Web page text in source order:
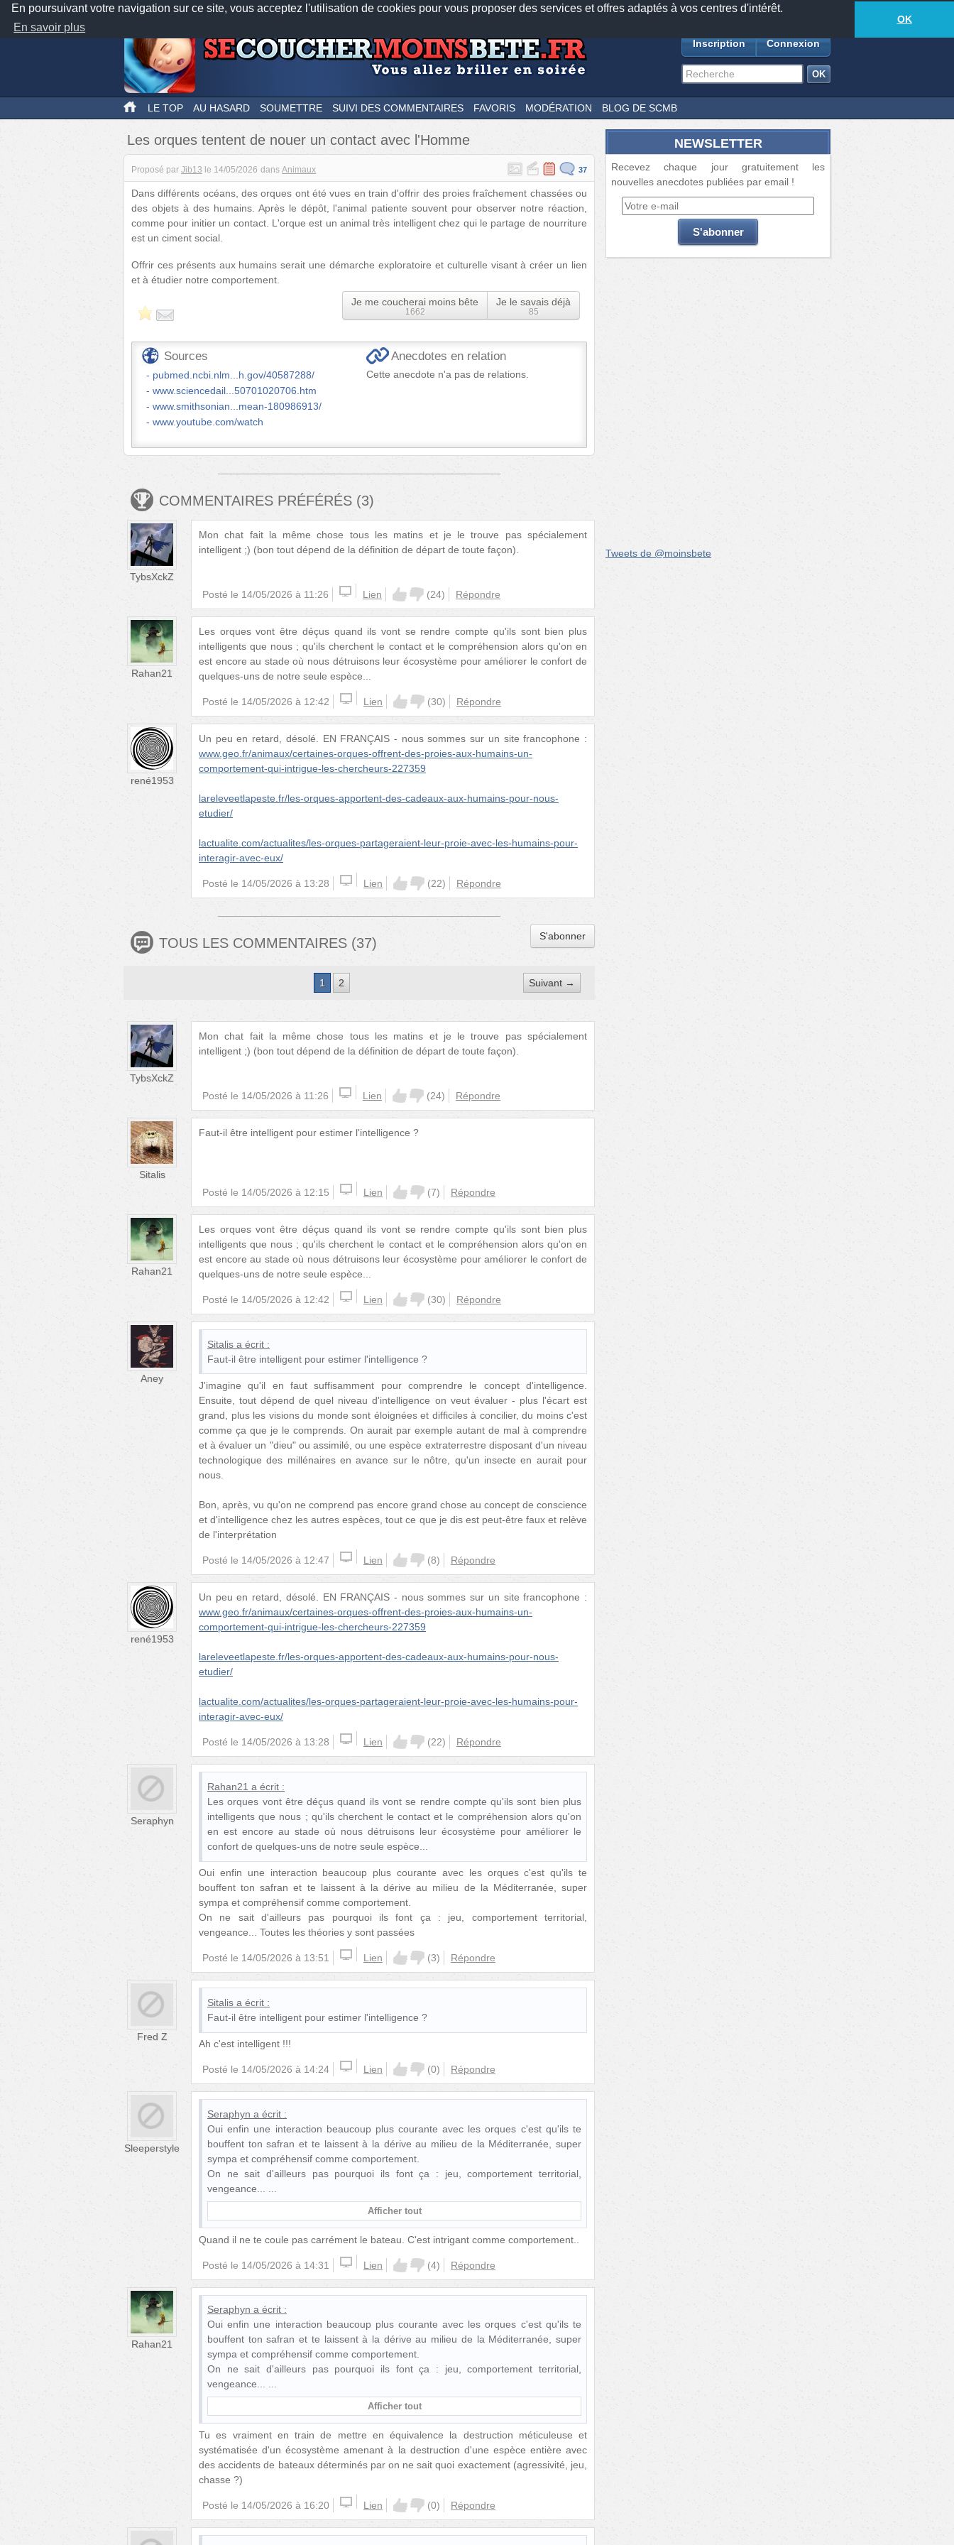
En poursuivant votre navigation sur ce site, vous acceptez l'utilisation de cookies pour vous proposer des services et offres adaptés à vos centres d'intérêt.
En savoir plus
OK
Nos applications mobiles Newsletter Facebook
TwitterFeeds18881anecdotes-359lecteurs connectés
Inscription Connexion
LE TOP AU HASARD SOUMETTRE SUIVI DES COMMENTAIRES FAVORIS MODÉRATION BLOG DE SCMB
Les orques tentent de nouer un contact avec l'Homme
Proposé par Jib13 le 14/05/2026 dans Animaux 37
Dans différents océans, des orques ont été vues en train d'offrir des proies fraîchement chassées ou
des objets à des humains. Après le dépôt, l'animal patiente souvent pour observer notre réaction,
comme pour initier un contact. L'orque est un animal très intelligent chez qui le partage de nourriture
est un ciment social.
Offrir ces présents aux humains serait une démarche exploratoire et culturelle visant à créer un lien
et à étudier notre comportement.
Je me coucherai moins bête
1662
Je le savais déjà
85
Sources
pubmed.ncbi.nlm...h.gov/40587288/
www.sciencedail...50701020706.htm
www.smithsonian...mean-180986913/
www.youtube.com/watch
Anecdotes en relation
Cette anecdote n'a pas de relations.
COMMENTAIRES PRÉFÉRÉS (3)
TybsXckZ
Mon chat fait la même chose tous les matins et je le trouve pas spécialement
intelligent ;) (bon tout dépend de la définition de départ de toute façon).
Posté le 14/05/2026 à 11:26 Lien (24) Répondre
Rahan21
Les orques vont être déçus quand ils vont se rendre compte qu'ils sont bien plus
intelligents que nous ; qu'ils cherchent le contact et le compréhension alors qu'on en
est encore au stade où nous détruisons leur écosystème pour améliorer le confort de
quelques-uns de notre seule espèce...
Posté le 14/05/2026 à 12:42 Lien (30) Répondre
rené1953
Un peu en retard, désolé. EN FRANÇAIS - nous sommes sur un site francophone :
www.geo.fr/animaux/certaines-orques-offrent-des-proies-aux-humains-un-
comportement-qui-intrigue-les-chercheurs-227359
lareleveetlapeste.fr/les-orques-apportent-des-cadeaux-aux-humains-pour-nous-
etudier/
lactualite.com/actualites/les-orques-partageraient-leur-proie-avec-les-humains-pour-
interagir-avec-eux/
Posté le 14/05/2026 à 13:28 Lien (22) Répondre
TOUS LES COMMENTAIRES (37) S'abonner
1 2 Suivant →
TybsXckZ
Mon chat fait la même chose tous les matins et je le trouve pas spécialement
intelligent ;) (bon tout dépend de la définition de départ de toute façon).
Posté le 14/05/2026 à 11:26 Lien (24) Répondre
Sitalis
Faut-il être intelligent pour estimer l'intelligence ?
Posté le 14/05/2026 à 12:15 Lien (7) Répondre
Rahan21
Les orques vont être déçus quand ils vont se rendre compte qu'ils sont bien plus
intelligents que nous ; qu'ils cherchent le contact et le compréhension alors qu'on en
est encore au stade où nous détruisons leur écosystème pour améliorer le confort de
quelques-uns de notre seule espèce...
Posté le 14/05/2026 à 12:42 Lien (30) Répondre
Aney
Sitalis a écrit :
Faut-il être intelligent pour estimer l'intelligence ?
J'imagine qu'il en faut suffisamment pour comprendre le concept d'intelligence.
Ensuite, tout dépend de quel niveau d'intelligence on veut évaluer - plus l'écart est
grand, plus les visions du monde sont éloignées et difficiles à concilier, du moins c'est
comme ça que je le comprends. On aurait par exemple autant de mal à comprendre
et à évaluer un "dieu" ou assimilé, ou une espèce extraterrestre disposant d'un niveau
technologique des millénaires en avance sur le nôtre, qu'un insecte en aurait pour
nous.
Bon, après, vu qu'on ne comprend pas encore grand chose au concept de conscience
et d'intelligence chez les autres espèces, tout ce que je dis est peut-être faux et relève
de l'interprétation
Posté le 14/05/2026 à 12:47 Lien (8) Répondre
rené1953
Un peu en retard, désolé. EN FRANÇAIS - nous sommes sur un site francophone :
www.geo.fr/animaux/certaines-orques-offrent-des-proies-aux-humains-un-
comportement-qui-intrigue-les-chercheurs-227359
lareleveetlapeste.fr/les-orques-apportent-des-cadeaux-aux-humains-pour-nous-
etudier/
lactualite.com/actualites/les-orques-partageraient-leur-proie-avec-les-humains-pour-
interagir-avec-eux/
Posté le 14/05/2026 à 13:28 Lien (22) Répondre
Seraphyn
Rahan21 a écrit :
Les orques vont être déçus quand ils vont se rendre compte qu'ils sont bien plus
intelligents que nous ; qu'ils cherchent le contact et le compréhension alors qu'on
en est encore au stade où nous détruisons leur écosystème pour améliorer le
confort de quelques-uns de notre seule espèce...
Oui enfin une interaction beaucoup plus courante avec les orques c'est qu'ils te
bouffent ton safran et te laissent à la dérive au milieu de la Méditerranée, super
sympa et compréhensif comme comportement.
On ne sait d'ailleurs pas pourquoi ils font ça : jeu, comportement territorial,
vengeance... Toutes les théories y sont passées
Posté le 14/05/2026 à 13:51 Lien (3) Répondre
Fred Z
Sitalis a écrit :
Faut-il être intelligent pour estimer l'intelligence ?
Ah c'est intelligent !!!
Posté le 14/05/2026 à 14:24 Lien (0) Répondre
Sleeperstyle
Seraphyn a écrit :
Oui enfin une interaction beaucoup plus courante avec les orques c'est qu'ils te
bouffent ton safran et te laissent à la dérive au milieu de la Méditerranée, super
sympa et compréhensif comme comportement.
On ne sait d'ailleurs pas pourquoi ils font ça : jeu, comportement territorial,
vengeance...
Afficher tout
Quand il ne te coule pas carrément le bateau. C'est intrigant comme comportement..
Posté le 14/05/2026 à 14:31 Lien (4) Répondre
Rahan21
Seraphyn a écrit :
Oui enfin une interaction beaucoup plus courante avec les orques c'est qu'ils te
bouffent ton safran et te laissent à la dérive au milieu de la Méditerranée, super
sympa et compréhensif comme comportement.
On ne sait d'ailleurs pas pourquoi ils font ça : jeu, comportement territorial,
vengeance...
Afficher tout
Tu es vraiment en train de mettre en équivalence la destruction méticuleuse et
systématisée d'un écosystème amenant à la destruction d'une espèce entière avec
des accidents de bateaux déterminés par on ne sait quoi exactement (agressivité, jeu,
chasse ?)
Posté le 14/05/2026 à 16:20 Lien (0) Répondre
NEWSLETTER
Recevez chaque jour gratuitement les
nouvelles anecdotes publiées par email !
Tweets de @moinsbete